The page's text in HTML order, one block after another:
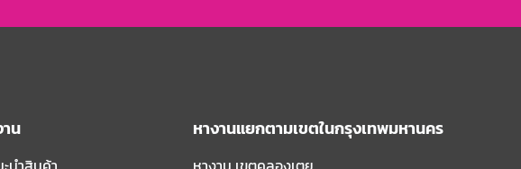
น หางานแยกตามเขตในกรุงเทพมหานคร